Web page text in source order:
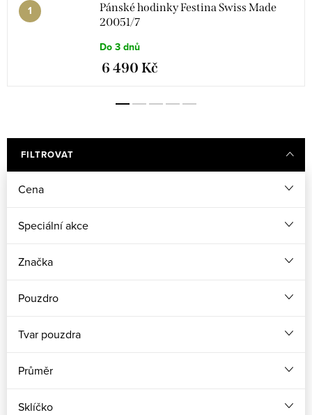
Pánské hodinky Festina Swiss Made
20051/7
Do 3 dnů
6 490 Kč
FILTROVAT
Cena
Speciální akce
Značka
Pouzdro
Tvar pouzdra
Průměr
Sklíčko